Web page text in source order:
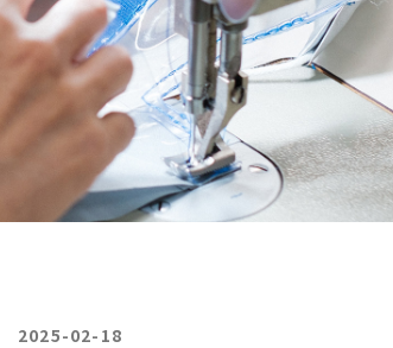
2025-02-18